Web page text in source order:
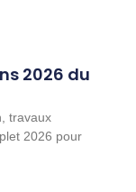
2026 du
travaux
2026 pour